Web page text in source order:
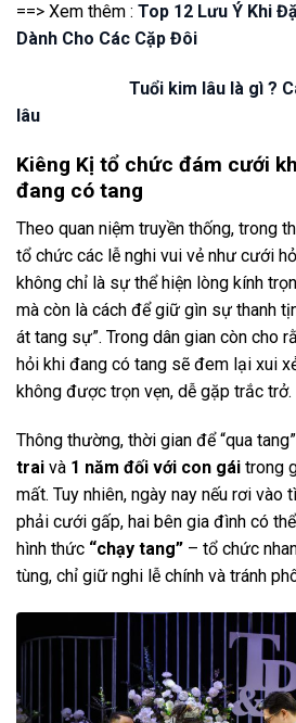
==> Xem thêm : Top 12 Lưu Ý Khi
Dành Cho Các Cặp Đôi
Tuổi kim lâu là gì ?
lâu
Kiêng Kị tổ chức đám cưới
đang có tang
Theo quan niệm truyền thống, trong
tổ chức các lễ nghi vui vẻ như cưới
không chỉ là sự thể hiện lòng kính
mà còn là cách để giữ gìn sự thanh
át tang sự”. Trong dân gian còn cho
hỏi khi đang có tang sẽ đem lại xui
không được trọn vẹn, dễ gặp trắc trở.
Thông thường, thời gian để “qua
trai và 1 năm đối với con gái trong
mất. Tuy nhiên, ngày nay nếu rơi vào
phải cưới gấp, hai bên gia đình có
hình thức “chạy tang” – tổ chức
tùng, chỉ giữ nghi lễ chính và tránh